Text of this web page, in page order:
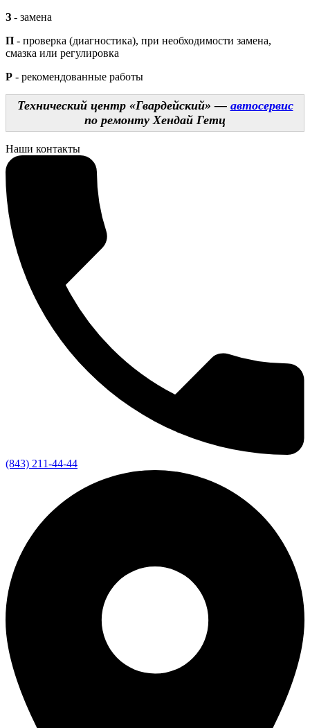
З - замена
П - проверка (диагностика), при необходимости замена,
смазка или регулировка
Р - рекомендованные работы
Технический центр «Гвардейский» — автосервис
по ремонту Хендай Гетц
Наши контакты
(843) 211-44-44